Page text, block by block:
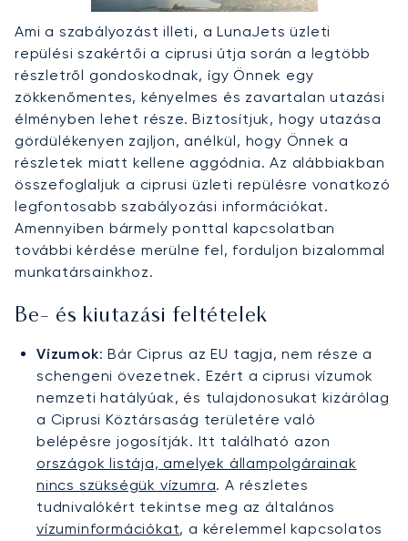
Ami a szabályozást illeti, a LunaJets üzleti
repülési szakértői a ciprusi útja során a legtöbb
részletről gondoskodnak, így Önnek egy
zökkenőmentes, kényelmes és zavartalan utazási
élményben lehet része. Biztosítjuk, hogy utazása
gördülékenyen zajljon, anélkül, hogy Önnek a
részletek miatt kellene aggódnia. Az alábbiakban
összefoglaljuk a ciprusi üzleti repülésre vonatkozó
legfontosabb szabályozási információkat.
Amennyiben bármely ponttal kapcsolatban
további kérdése merülne fel, forduljon bizalommal
munkatársainkhoz.
Be- és kiutazási feltételek
Vízumok: Bár Ciprus az EU tagja, nem része a
schengeni övezetnek. Ezért a ciprusi vízumok
nemzeti hatályúak, és tulajdonosukat kizárólag
a Ciprusi Köztársaság területére való
belépésre jogosítják. Itt található azon
országok listája, amelyek állampolgárainak
nincs szükségük vízumra. A részletes
tudnivalókért tekintse meg az általános
vízuminformációkat, a kérelemmel kapcsolatos